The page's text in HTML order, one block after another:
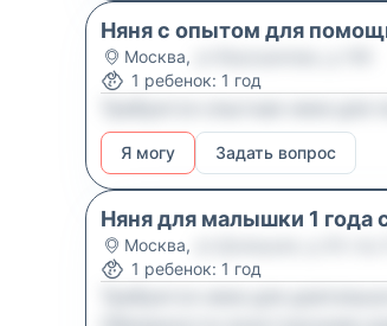
Няня с опытом для
Москва,
1 ребенок: 1 год
Я могу Задать вопрос
Няня для малышки 1 года
Москва,
1 ребенок: 1 год